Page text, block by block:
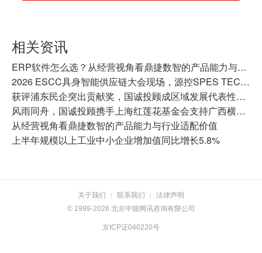
相关资讯
ERP软件怎么选？从经营视角看鼎捷数智的产品能力与行业适配价值
2026 ESCC具身智能供应链大会现场，源控SPES TECH工业计算机全家族解析
获评浦东民企突出贡献奖，国诚投顾成区域发展代表性力量
风雨同舟，国诚投顾携手上海红莲花基金会支持广西横州灾后重建
从经营视角看鼎捷数智的产品能力与行业适配价值
上半年规模以上工业中小企业增加值同比增长5.8%
关于我们 | 联系我们 |
法律声明
© 1999-2026 北京中能网讯咨询有限公司
京ICP证040220号